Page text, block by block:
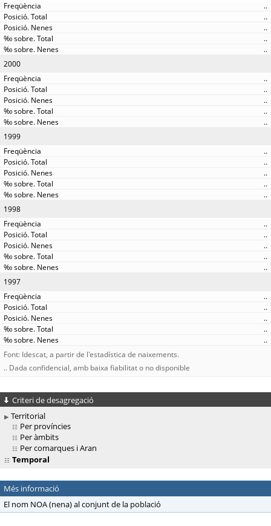
..
..
..
..
..
2000
..
..
..
..
..
1999
..
..
..
..
..
1998
..
..
..
..
..
1997
..
..
..
..
..
Font: Idescat, a partir de l'estadística de naixements.
.. Dada confidencial, amb baixa fiabilitat o no disponible
Criteri de desagregació
Territorial
Per províncies
Per àmbits
Per comarques i Aran
Temporal
Més informació
El nom NOA (nena) al conjunt de la població